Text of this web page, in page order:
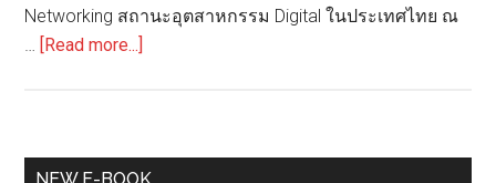
Networking สถานะอุตสาหกรรม Digital ในประเทศไทย ณ
…
[Read more...]
ร่วม